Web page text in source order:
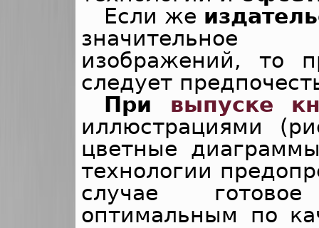
Если же
значительное
изображений, то
следует
При выпуске
иллюстрациями
цветные
технологии
случае
оптимальным по